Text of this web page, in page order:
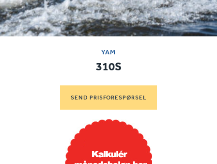
YAM
310S
SEND PRISFORESPØRSEL